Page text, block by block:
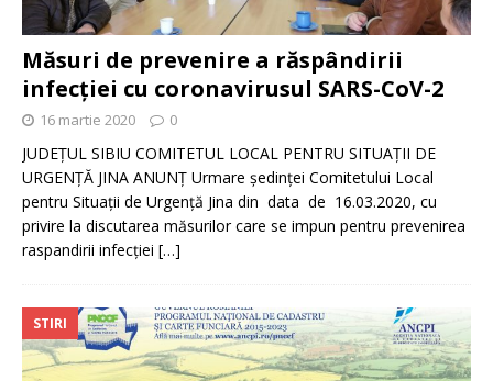
Măsuri de prevenire a răspândirii
infecției cu coronavirusul SARS-CoV-2
16 martie 2020 0
JUDEŢUL SIBIU COMITETUL LOCAL PENTRU SITUAŢII DE
URGENŢĂ JINA ANUNȚ Urmare ședinței Comitetului Local
pentru Situații de Urgență Jina din data de 16.03.2020, cu
privire la discutarea măsurilor care se impun pentru prevenirea
raspandirii infecției […]
STIRI